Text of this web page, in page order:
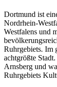
Dortmund ist
Nordrhein-
Westfalens und
Ruhrgebiets. Im
achtgrößte
Arnsberg und
Ruhrgebiets